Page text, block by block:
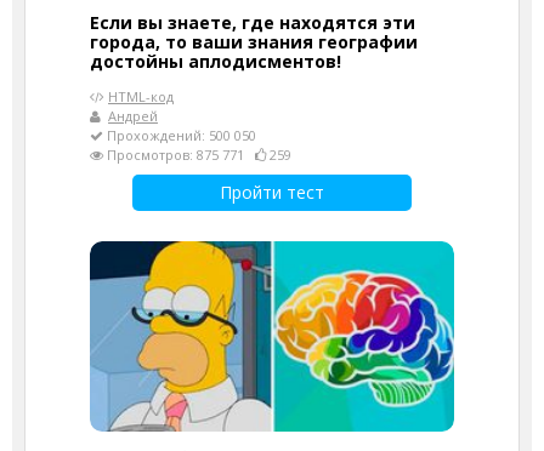
Если вы знаете, где находятся эти
города, то ваши знания географии
достойны аплодисментов!
HTML-код
Андрей
Прохождений: 500 050
Просмотров: 875 771
259
Пройти тест